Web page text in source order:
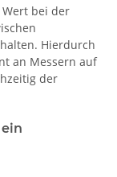
Wert bei der
Hierdurch
an Messern auf
der